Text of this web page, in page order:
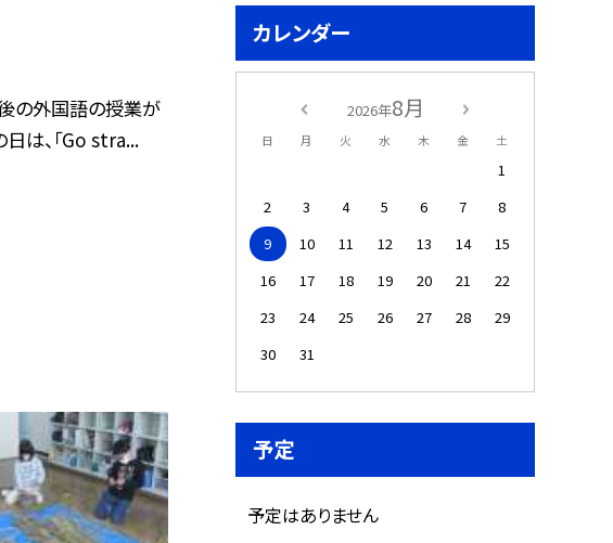
の外国語の授業が
日は、「Go stra...
カレンダー
2026年8月
日 月 火 水 木 金 土
1
2
3 4 5 6 7
8
9
10 11 12 13 14
15
16
17 18 19 20 21
22
23
24 25 26 27 28
29
30
31
予定
予定はありません